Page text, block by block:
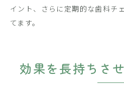
イント、さらに定期的な歯科チ
てます。
効果を長持ちさ